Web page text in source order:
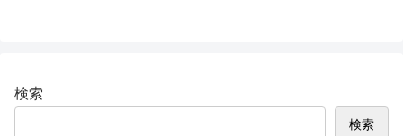
検索
検索